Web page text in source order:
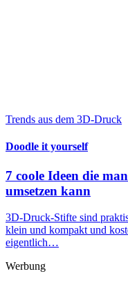
Trends aus dem 3D-Druck
Doodle it yourself
7 coole Ideen die
umsetzen kann
3D-Druck-Stifte sind
klein und kompakt und
eigentlich…
Werbung